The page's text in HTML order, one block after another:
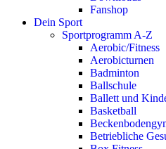
Fanshop
Dein Sport
Sportprogramm A-Z
Aerobic/Fitness
Aerobicturnen
Badminton
Ballschule
Ballett und
Basketball
Betriebliche